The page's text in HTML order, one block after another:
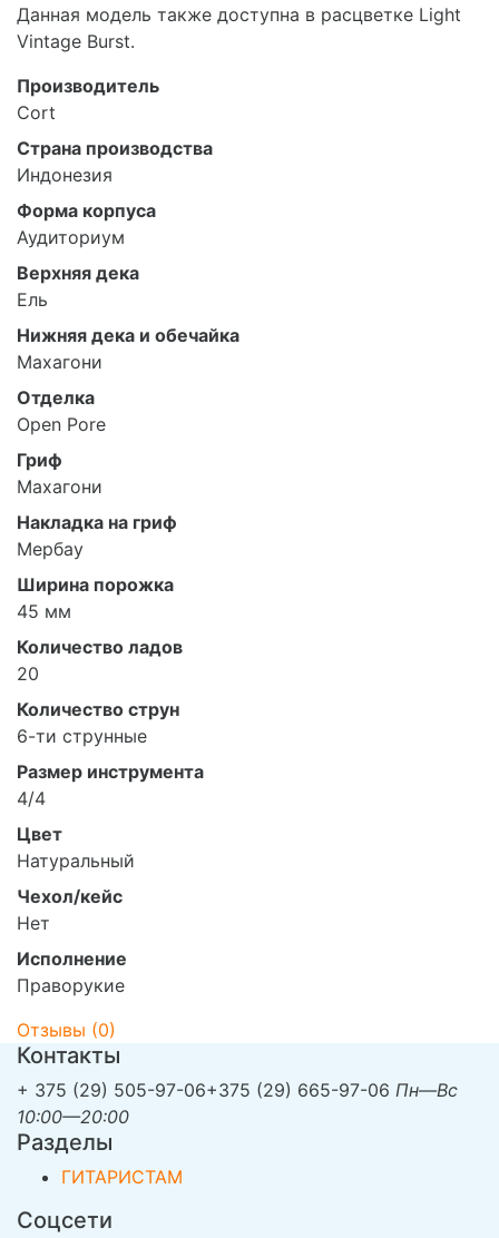
Данная модель также доступна в расцветке Light
Vintage Burst.
Производитель
Cort
Страна производства
Индонезия
Форма корпуса
Аудиториум
Верхняя дека
Ель
Нижняя дека и обечайка
Махагони
Отделка
Open Pore
Гриф
Махагони
Накладка на гриф
Мербау
Ширина порожка
45 мм
Количество ладов
20
Количество струн
6-ти струнные
Размер инструмента
4/4
Цвет
Натуральный
Чехол/кейс
Нет
Исполнение
Праворукие
Отзывы (0)
Контакты
+ 375 (29) 505-97-06+375 (29) 665-97-06 Пн—Вс
10:00—20:00
Разделы
ГИТАРИСТАМ
Соцсети